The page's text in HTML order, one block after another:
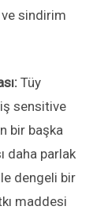
sindirim
Tüy
sensitive
bir başka
daha parlak
dengeli bir
maddesi